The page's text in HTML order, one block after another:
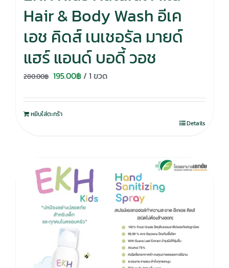
Hair & Body Wash อีเค
เอช คิดส์ เนเชอรัล มายด์
แฮร์ แอนด์ บอดี้ วอช
280.00฿ Original
was:
280.00฿.
195.00฿Current
is:
/ 1 ขวด
หยิบใส่ตะกร้า
Details